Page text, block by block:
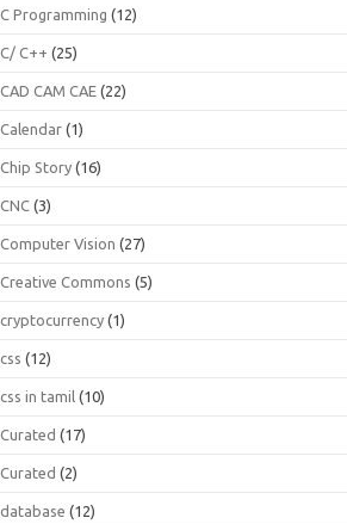
C Programming (12)
C/ C++ (25)
CAD CAM CAE (22)
Calendar (1)
Chip Story (16)
CNC (3)
Computer Vision (27)
Creative Commons (5)
cryptocurrency (1)
css (12)
css in tamil (10)
Curated (17)
Curated (2)
database (12)